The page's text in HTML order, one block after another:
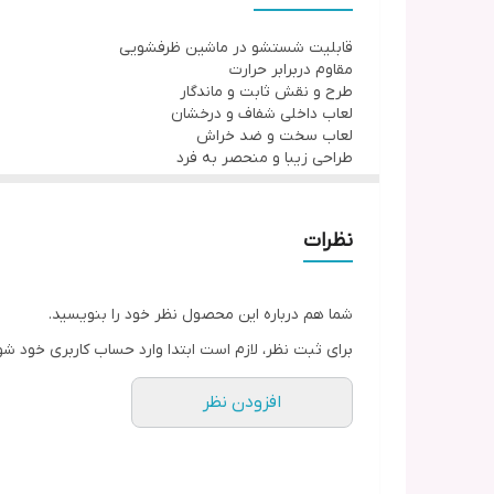
قابلیت شستشو در ماشین ظرفشویی
مقاوم دربرابر حرارت
طرح و نقش ثابت و ماندگار
لعاب داخلی شفاف و درخشان
لعاب سخت و ضد خراش
طراحی زیبا و منحصر به فرد
نظرات
شما هم درباره این محصول نظر خود را بنویسید.
برای ثبت نظر، لازم است ابتدا وارد حساب کاربری خود
افزودن نظر